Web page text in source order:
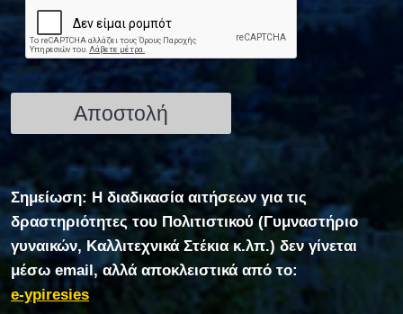
Σημείωση: Η διαδικασία αιτήσεων για τις
δραστηριότητες του Πολιτιστικού (Γυμναστήριο
γυναικών, Καλλιτεχνικά Στέκια κ.λπ.) δεν γίνεται
μέσω email, αλλά αποκλειστικά από το:
e-ypiresies